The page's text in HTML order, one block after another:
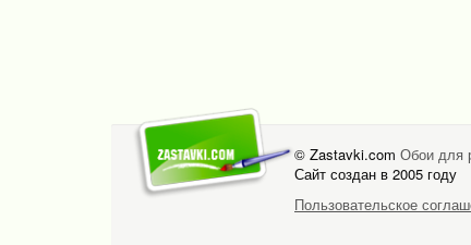
© Zastavki.com Обои для
Сайт создан в 2005 году
Пользовательское